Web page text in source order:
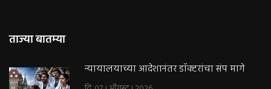
ताज्या बातम्या
न्यायालयाच्या आदेशानंतर डॉक्टरांचा संप मागे